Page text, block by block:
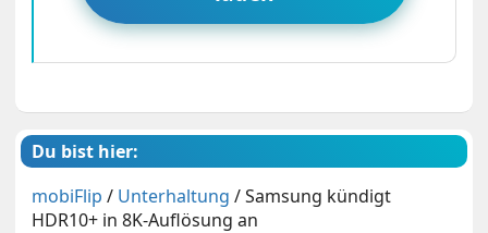
Du bist hier:
mobiFlip / Unterhaltung /Samsung kündigt
HDR10+ in 8K-Auflösung an